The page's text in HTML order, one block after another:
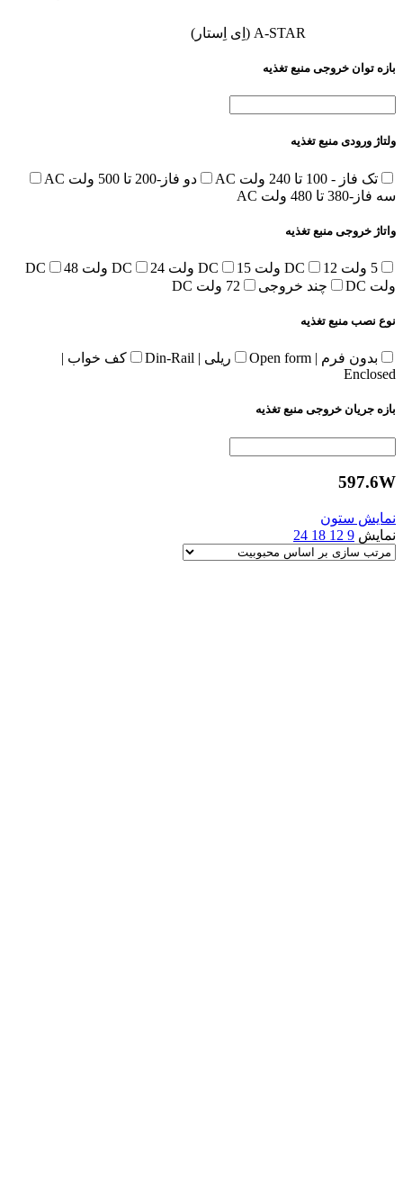
A-STAR (اِی اِستار)
بازه توان خروجی منبع تغذیه
ولتاژ ورودی منبع تغذیه
تک فاز - 100 تا 240 ولت AC
دو فاز-200 تا 500 ولت AC
سه فاز-380 تا 480 ولت AC
واتاژ خروجی منبع تغذیه
5 ولت DC 12 ولت DC 15 ولت DC 24 ولت DC
48
ولت DC
چند خروجی 72 ولت DC
نوع نصب منبع تغذیه
بدون فرم | Open form ریلی | Din-Rail
کف خواب |
Enclosed
بازه جریان خروجی منبع تغذیه
597.6W
نمایش ستون
نمایش 9
12
18
24